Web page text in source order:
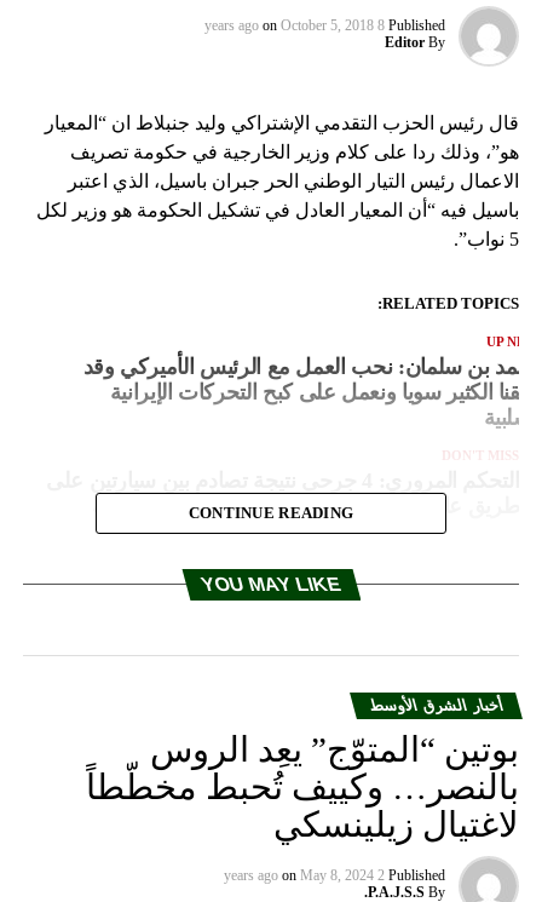
Published
8 years ago
on October 5, 2018
By
Editor
قال رئيس الحزب التقدمي الإشتراكي وليد جنبلاط ان “المعيار
هو”، وذلك ردا على كلام وزير الخارجية في حكومة تصريف
الاعمال رئيس التيار الوطني الحر جبران باسيل، الذي اعتبر
باسيل فيه “أن المعيار العادل في تشكيل الحكومة هو وزير لكل
5 نواب”.
RELATED TOPICS:
UP
بن سلمان: نحب العمل مع الرئيس الأميركي وقد
الكثير سويا ونعمل على كبح التحركات الإيرانية
DON'T MISS
طريق عام عجلتون وحركة المرور كثيفة في المحلة
CONTINUE READING
YOU MAY LIKE
أخبار الشرق الأوسط
بوتين “المتوّج” يعِد الروس
بالنصر… وكييف تُحبط مخطّطاً
لاغتيال زيلينسكي
Published
2 years ago
on May 8, 2024
By
P.A.J.S.S.